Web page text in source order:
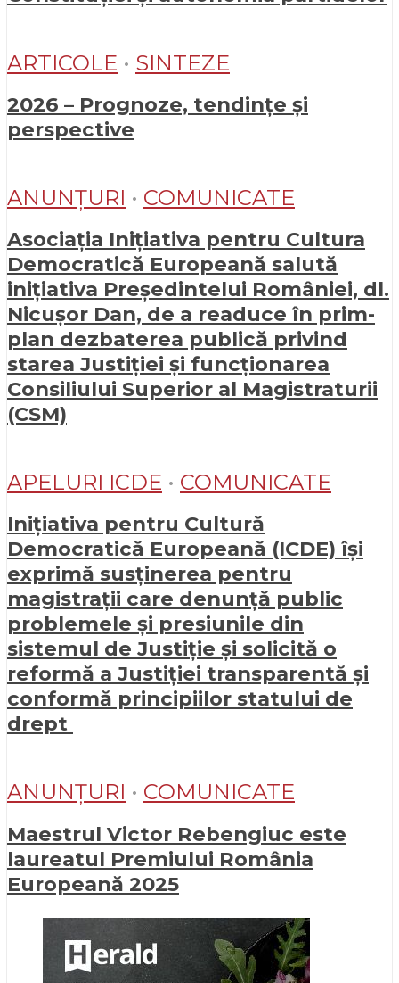
ARTICOLE • SINTEZE
2026 – Prognoze, tendințe și
perspective
ANUNȚURI • COMUNICATE
Asociația Inițiativa pentru Cultura
Democratică Europeană salută
inițiativa Președintelui României, dl.
Nicușor Dan, de a readuce în prim-
plan dezbaterea publică privind
starea Justiției și funcționarea
Consiliului Superior al Magistraturii
(CSM)
APELURI ICDE • COMUNICATE
Inițiativa pentru Cultură
Democratică Europeană (ICDE) își
exprimă susținerea pentru
magistrații care denunță public
problemele și presiunile din
sistemul de Justiție și solicită o
reformă a Justiției transparentă și
conformă principiilor statului de
drept
ANUNȚURI • COMUNICATE
Maestrul Victor Rebengiuc este
laureatul Premiului România
Europeană 2025